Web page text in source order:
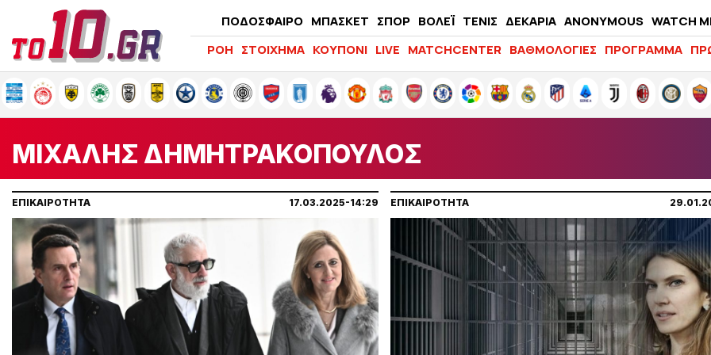
ΠΟΔΟΣΦΑΙΡΟ ΜΠΑΣΚΕΤ ΣΠΟΡ ΒΟΛΕΪ ΤΕΝΙΣ ΔΕΚΑΡΙΑ ANONYMOUS WATCH
LIFEWITNESS
ΡΟΗ ΣΤΟΙΧΗΜΑ ΚΟΥΠΟΝΙ LIVE MATCHCENTER ΒΑΘΜΟΛΟΓΙΕΣ ΠΡΟΓΡΑΜΜΑ
ΜΙΧΑΛΗΣ ΔΗΜΗΤΡΑΚΟΠΟΥΛΟΣ
ΕΠΙΚΑΙΡΟΤΗΤΑ 17.03.2025-14:29 ΕΠΙΚΑΙΡΟΤΗΤΑ